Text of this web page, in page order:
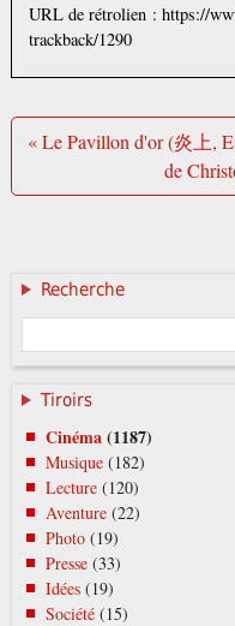
URL de rétrolien : https://
trackback/1290
« Le Pavillon d'or (炎上,
de
Recherche
Tiroirs
Cinéma(1187)
Musique (182)
Lecture (120)
Aventure (22)
Photo (19)
Presse (33)
Idées (19)
Société (15)